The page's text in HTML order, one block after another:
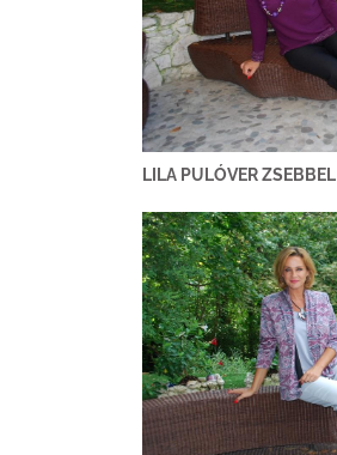
LILA PULÓVER ZSEBBEL